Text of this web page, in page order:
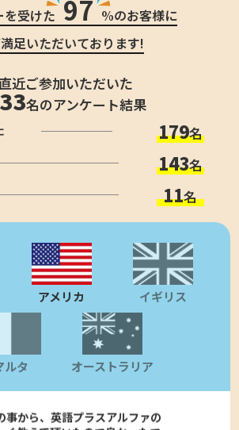
を受けた 97 %のお客様に
足いただいております!
直近ご参加いただいた
名のアンケート結果
179名
143名
11名
アメリカ イギリス
ルタ オーストラリア
んでる最中なので選択肢の幅が
の方に教えていただけのがよか
セミナー参加者の感想
た情報を得る事が出来、気にな
出来た。
事から、英語プラスアルファの